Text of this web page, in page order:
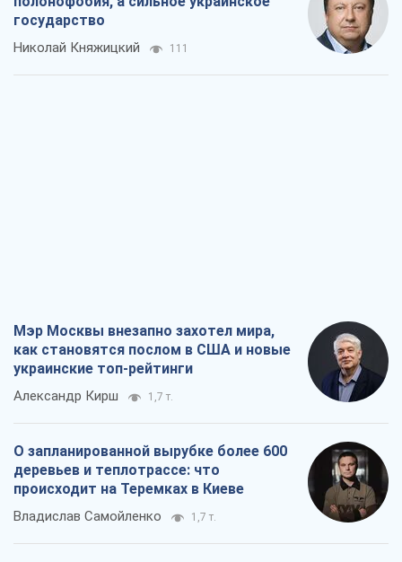
государство
Николай Княжицкий 111
Мэр Москвы внезапно захотел мира,
как становятся послом в США и новые
украинские топ-рейтинги
Александр Кирш 1,7 т.
О запланированной вырубке более 600
деревьев и теплотрассе: что
происходит на Теремках в Киеве
Владислав Самойленко 1,7 т.